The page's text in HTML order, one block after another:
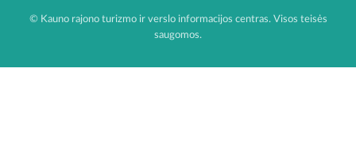
© Kauno rajono turizmo ir verslo informacijos centras. Visos teisės
saugomos.